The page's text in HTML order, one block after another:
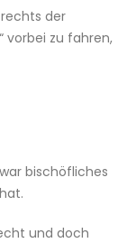
der
vorbei zu fahren,
bischöfliches
und doch